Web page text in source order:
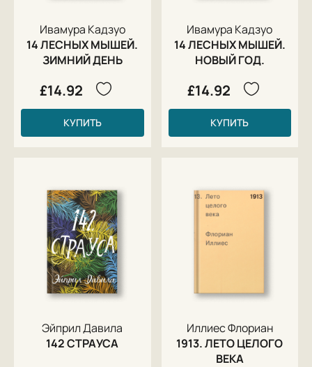
Ивамура Кадзуо
14 ЛЕСНЫХ МЫШЕЙ.
ЗИМНИЙ ДЕНЬ
£14.92
КУПИТЬ
Ивамура Кадзуо
14 ЛЕСНЫХ МЫШЕЙ.
НОВЫЙ ГОД.
£14.92
КУПИТЬ
Эйприл Давила
142 СТРАУСА
Иллиес Флориан
1913. ЛЕТО ЦЕЛОГО
ВЕКА